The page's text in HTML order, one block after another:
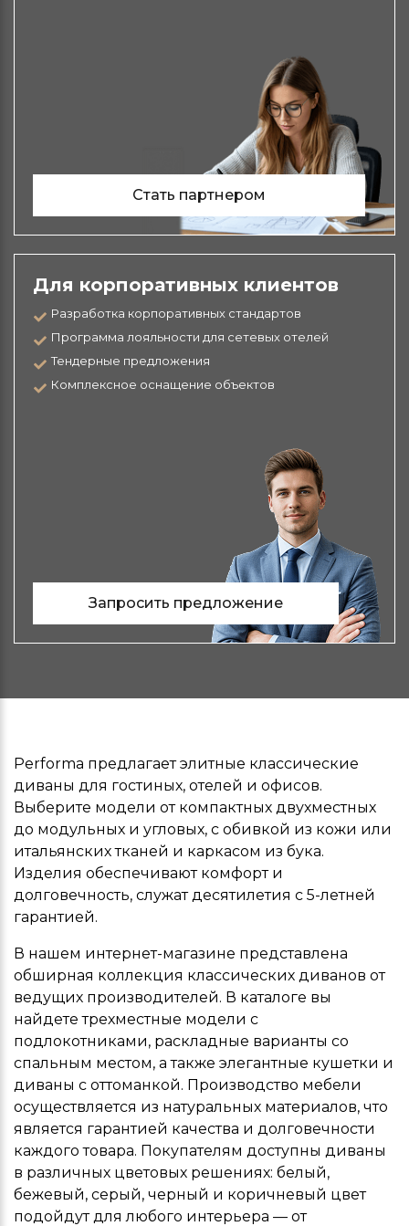
Стать партнером
Для корпоративных клиентов
Разработка корпоративных стандартов
Программа лояльности для сетевых отелей
Тендерные предложения
Комплексное оснащение объектов
Запросить предложение
Performa предлагает элитные классические
диваны для гостиных, отелей и офисов.
Выберите модели от компактных двухместных
до модульных и угловых, с обивкой из кожи или
итальянских тканей и каркасом из бука.
Изделия обеспечивают комфорт и
долговечность, служат десятилетия с 5-летней
гарантией.
В нашем интернет-магазине представлена
обширная коллекция классических диванов от
ведущих производителей. В каталоге вы
найдете трехместные модели с
подлокотниками, раскладные варианты со
спальным местом, а также элегантные кушетки и
диваны с оттоманкой. Производство мебели
осуществляется из натуральных материалов, что
является гарантией качества и долговечности
каждого товара. Покупателям доступны диваны
в различных цветовых решениях: белый,
бежевый, серый, черный и коричневый цвет
подойдут для любого интерьера — от